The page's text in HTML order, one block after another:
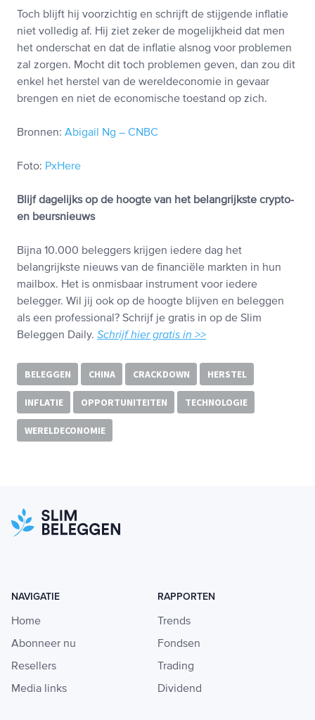
Toch blijft hij voorzichtig en schrijft de stijgende inflatie
niet volledig af. Hij ziet zeker de mogelijkheid dat men
het onderschat en dat de inflatie alsnog voor problemen
zal zorgen. Mocht dit toch problemen geven, dan zou dit
enkel het herstel van de wereldeconomie in gevaar
brengen en niet de economische toestand op zich.
Bronnen: Abigail Ng – CNBC
Foto: PxHere
Blijf dagelijks op de hoogte van het belangrijkste crypto-
en beursnieuws
Bijna 10.000 beleggers krijgen iedere dag het
belangrijkste nieuws van de financiële markten in hun
mailbox. Het is onmisbaar instrument voor iedere
belegger. Wil jij ook op de hoogte blijven en beleggen
als een professional? Schrijf je gratis in op de Slim
Beleggen Daily. Schrijf hier gratis in >>
BELEGGEN CHINA CRACKDOWN HERSTEL
INFLATIE OPPORTUNITEITEN TECHNOLOGIE
WERELDECONOMIE
NAVIGATIE
Home
Abonneer nu
Resellers
Media links
RAPPORTEN
Trends
Fondsen
Trading
Dividend